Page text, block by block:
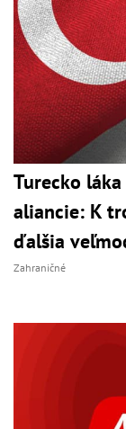
Turecko
aliancie: K
ďalšia
Zahraničné